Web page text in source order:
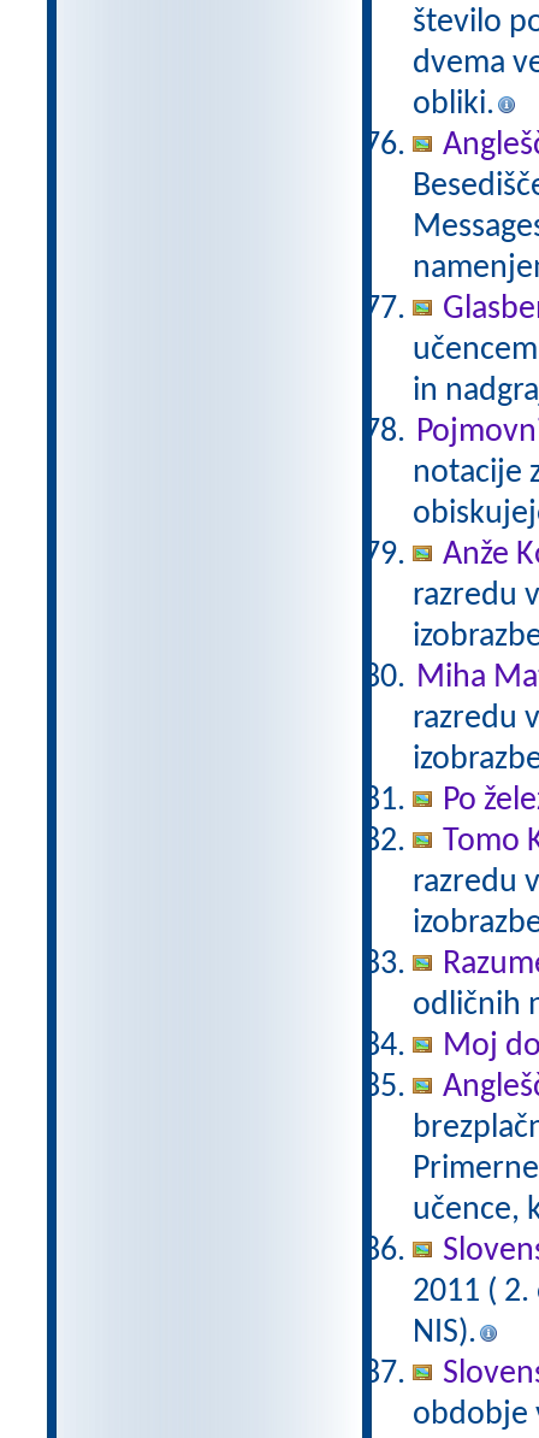
število
dvema
obliki.
in
notacije
Anže
razredu
Miha
razredu
Po
Tomo
razredu
odličnih
Moj
učence,
2011 (
NIS).
obdobje